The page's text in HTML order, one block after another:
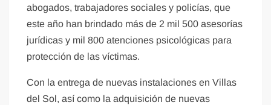
abogados, trabajadores sociales y policías, que
este año han brindado más de 2 mil 500 asesorías
jurídicas y mil 800 atenciones psicológicas para
protección de las víctimas.
Con la entrega de nuevas instalaciones en Villas
del Sol, así como la adquisición de nuevas